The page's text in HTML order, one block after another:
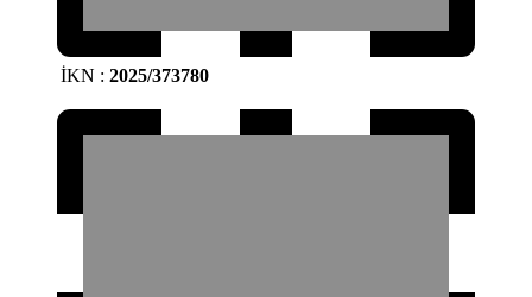
İKN : 2025/373780